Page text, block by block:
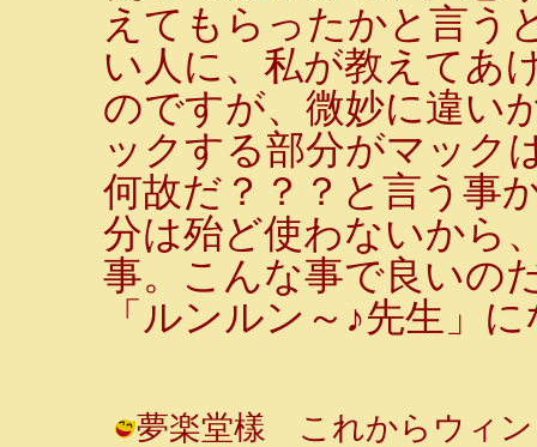
えてもらったかと言う
い人に、私が教えてあ
のですが、微妙に違い
ックする部分がマック
何故だ？？？と言う事
分は殆ど使わないから
事。こんな事で良いの
「ルンルン～♪先生」
夢楽堂樣 これからウィン